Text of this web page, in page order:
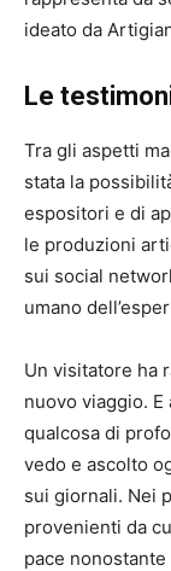
ideato da
Le
Tra gli aspetti
stata la
espositori e di
le produzioni
sui social
umano
Un visitatore ha
nuovo viaggio.
qualcosa di
vedo e ascolto
sui giornali. Nei
provenienti da
pace